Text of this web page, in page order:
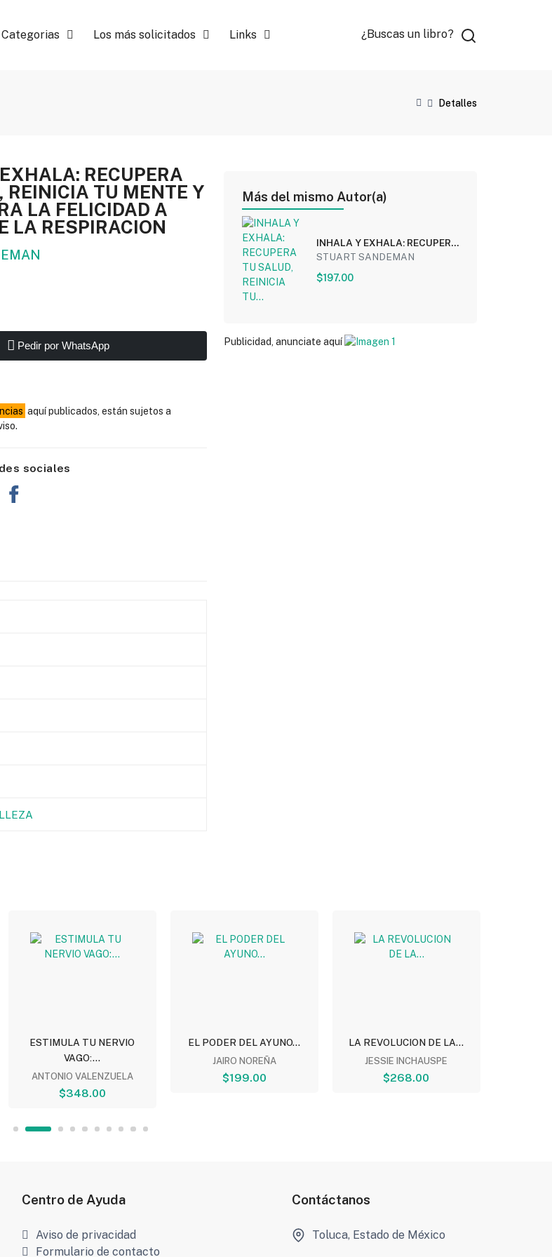
Categorias Los más solicitados Links ¿Buscas un libro?
Detalles
RECUPERA
REINICIA TU MENTE Y
LA FELICIDAD A
LA RESPIRACION
Pedir por WhatsApp
aquí publicados, están sujetos a
sociales
Más del mismo Autor(a)
INHALA Y EXHALA: RECUPERA
TU SALUD, REINICIA TU...
STUART SANDEMAN
$197.00
Publicidad, anunciate aquí
ESTIMULA TU NERVIO
VAGO:...
ANTONIO VALENZUELA
$348.00
EL PODER DEL AYUNO...
JAIRO NOREÑA
$199.00
LA REVOLUCION DE LA...
JESSIE INCHAUSPE
$268.00
Centro de Ayuda
Aviso de privacidad
Formulario de contacto
Contáctanos
Toluca, Estado de México